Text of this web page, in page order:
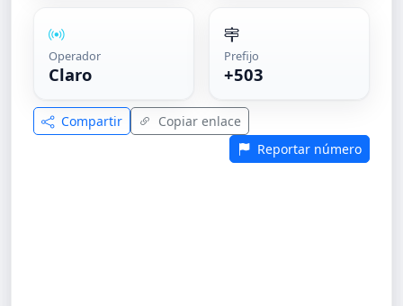
Operador
Claro
Prefijo
+503
Compartir
Copiar enlace
Reportar número